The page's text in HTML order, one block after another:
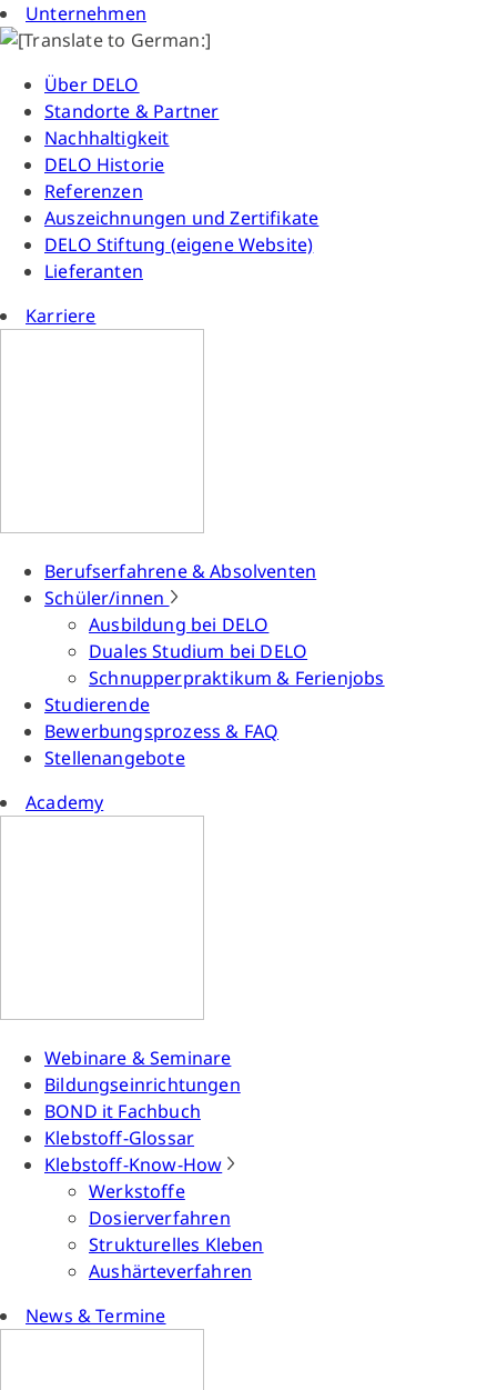
Unternehmen
Über DELO
Standorte & Partner
Nachhaltigkeit
DELO Historie
Referenzen
Auszeichnungen und Zertifikate
DELO Stiftung (eigene Website)
Lieferanten
Karriere
Berufserfahrene & Absolventen
Schüler/innen
Ausbildung bei DELO
Duales Studium bei DELO
Schnupperpraktikum & Ferienjobs
Studierende
Bewerbungsprozess & FAQ
Stellenangebote
Academy
Webinare & Seminare
Bildungseinrichtungen
BOND it Fachbuch
Klebstoff-Glossar
Klebstoff-Know-How
Werkstoffe
Dosierverfahren
Strukturelles Kleben
Aushärteverfahren
News & Termine